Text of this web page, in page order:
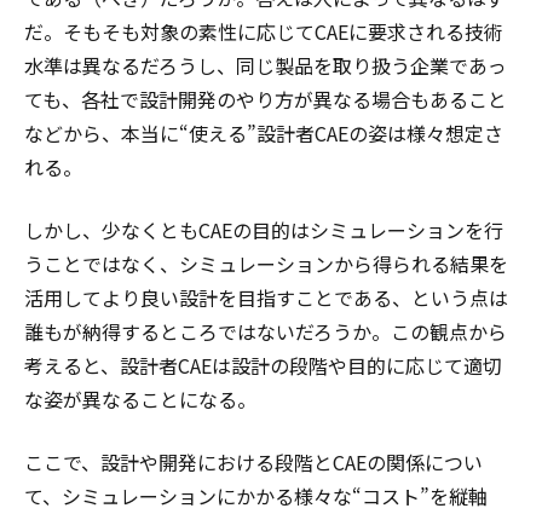
だ。そもそも対象の素性に応じてCAEに要求される技術
水準は異なるだろうし、同じ製品を取り扱う企業であっ
ても、各社で設計開発のやり方が異なる場合もあること
などから、本当に“使える”設計者CAEの姿は様々想定さ
れる。
しかし、少なくともCAEの目的はシミュレーションを行
うことではなく、シミュレーションから得られる結果を
活用してより良い設計を目指すことである、という点は
誰もが納得するところではないだろうか。この観点から
考えると、設計者CAEは設計の段階や目的に応じて適切
な姿が異なることになる。
ここで、設計や開発における段階とCAEの関係につい
て、シミュレーションにかかる様々な“コスト”を縦軸